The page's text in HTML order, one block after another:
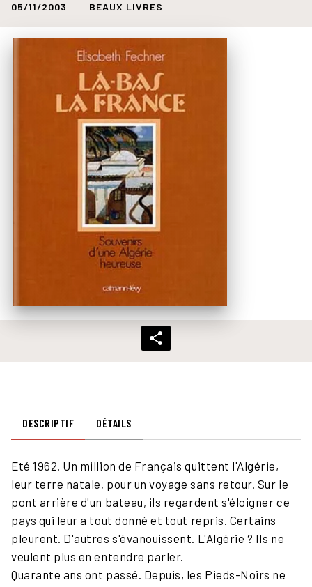
05/11/2003 BEAUX LIVRES
DESCRIPTIF DÉTAILS
Eté 1962. Un million de Français quittent l'Algérie,
leur terre natale, pour un voyage sans retour. Sur le
pont arrière d'un bateau, ils regardent s'éloigner ce
pays qui leur a tout donné et tout repris. Certains
pleurent. D'autres s'évanouissent. L'Algérie ? Ils ne
veulent plus en entendre parler.
Quarante ans ont passé. Depuis, les Pieds-Noirs ne